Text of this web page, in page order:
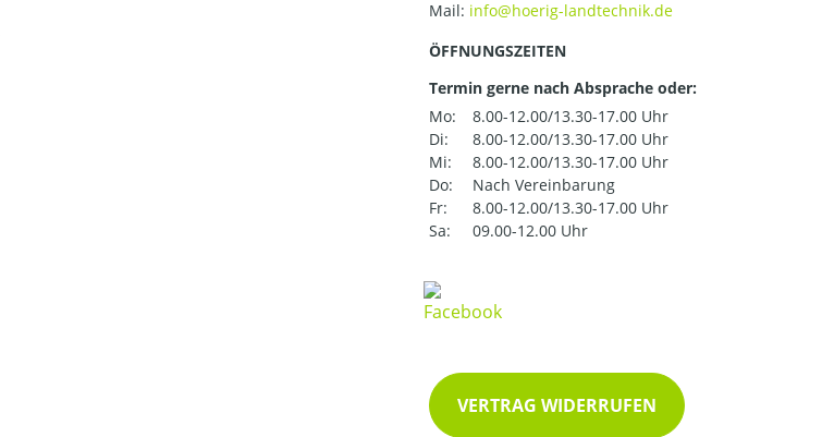
Mail:
ÖFFNUNGSZEITEN
Termin gerne nach Absprache oder:
Mo:
8.00-12.00/13.30-17.00 Uhr
Di:
8.00-12.00/13.30-17.00 Uhr
Mi:
8.00-12.00/13.30-17.00 Uhr
Do:
Nach Vereinbarung
Fr:
8.00-12.00/13.30-17.00 Uhr
Sa:
09.00-12.00 Uhr
VERTRAG WIDERRUFEN